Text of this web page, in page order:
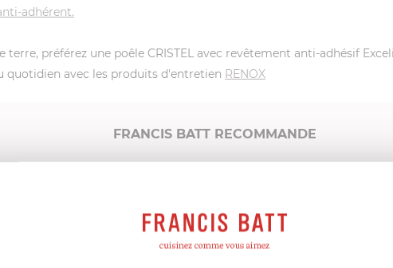
adhérent.
préférez une poêle CRISTEL avec revêtement anti-adhésif
avec les produits d'entretien RENOX
FRANCIS BATT RECOMMANDE
AUTRES RÉFÉRENCES